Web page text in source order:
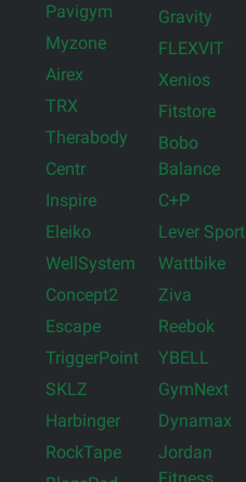
Pavigym
Myzone
Airex
TRX
Therabody
Centr
Inspire
Eleiko
WellSystem
Concept2
Escape
TriggerPoint
SKLZ
Harbinger
RockTape
Gravity
FLEXVIT
Xenios
Fitstore
Bobo
Balance
C+P
Lever Sport
Wattbike
Ziva
Reebok
YBELL
GymNext
Dynamax
Jordan